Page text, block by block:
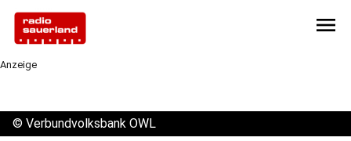
menu
Anzeige
© Verbundvolksbank OWL